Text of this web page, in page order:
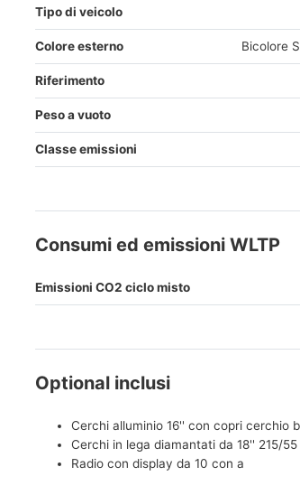
Tipo di veicolo
Colore esterno Bicolore
Riferimento
Peso a vuoto
Classe emissioni
Consumi ed emissioni WLTP
Emissioni CO2 ciclo misto
Optional inclusi
Cerchi alluminio 16'' con copri cerchio
Cerchi in lega diamantati da 18'' 215/55
Radio con display da 10 con a